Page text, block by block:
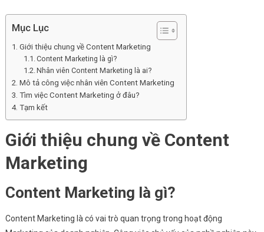
Đâu
Tốt?
Mục Lục
Giới thiệu chung về Content Marketing
Content Marketing là gì?
Nhân viên Content Marketing là ai?
Mô tả công việc nhân viên Content Marketing
Tìm việc Content Marketing ở đâu?
Tạm kết
Giới thiệu chung về Content
Marketing
Content Marketing là gì?
Content Marketing là có vai trò quan trọng trong hoạt động